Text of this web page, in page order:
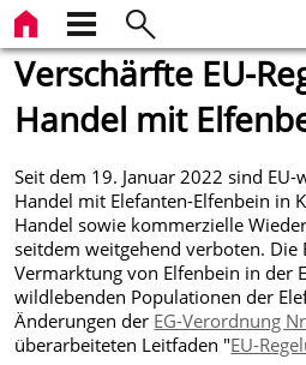
Verschärfte EU-
Handel mit
Seit dem 19. Januar 2022 sind
Handel mit Elefanten-Elfenbein in
Handel sowie kommerzielle
seitdem weitgehend verboten. Die
Vermarktung von Elfenbein in der
wildlebenden Populationen der
Änderungen der EG-Verordnung
überarbeiteten Leitfaden "EU-